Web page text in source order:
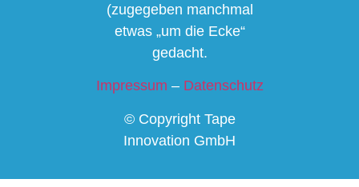
(zugegeben manchmal
etwas „um die Ecke“
gedacht.
Impressum – Datenschutz
© Copyright Tape
Innovation GmbH